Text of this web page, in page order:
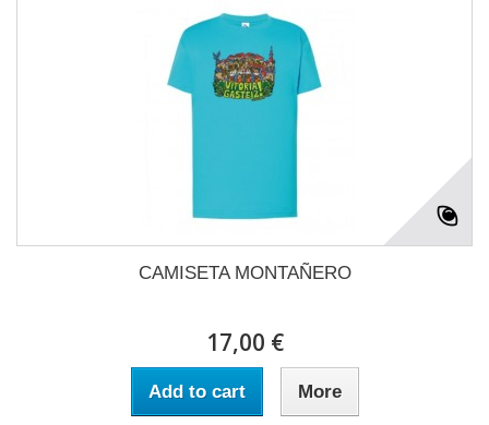
CAMISETA MONTAÑERO
17,00 €
Add to cart More